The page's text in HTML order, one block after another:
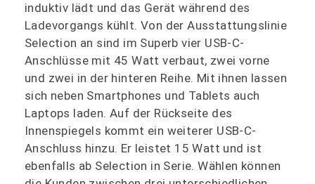
induktiv lädt und das Gerät während des
Ladevorgangs kühlt. Von der Ausstattungslinie
Selection an sind im Superb vier USB-C-
Anschlüsse mit 45 Watt verbaut, zwei vorne
und zwei in der hinteren Reihe. Mit ihnen lassen
sich neben Smartphones und Tablets auch
Laptops laden. Auf der Rückseite des
Innenspiegels kommt ein weiterer USB-C-
Anschluss hinzu. Er leistet 15 Watt und ist
ebenfalls ab Selection in Serie. Wählen können